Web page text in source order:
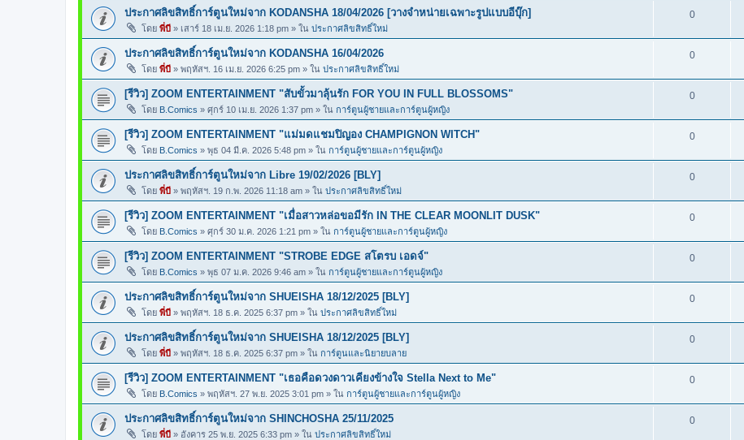
ประกาศลิขสิทธิ์การ์ตูนใหม่จาก KODANSHA 18/04/2026 [วางจำหน่ายเฉพาะรูปแบบอีบุ๊ก]
โดย พี่บี » เสาร์ 18 เม.ย. 2026 1:18 pm » ใน ประกาศลิขสิทธิ์ใหม่
0
ประกาศลิขสิทธิ์การ์ตูนใหม่จาก KODANSHA 16/04/2026
โดย พี่บี » พฤหัสฯ. 16 เม.ย. 2026 6:25 pm » ใน ประกาศลิขสิทธิ์ใหม่
0
[รีวิว] ZOOM ENTERTAINMENT "สับขั้วมาลุ้นรัก FOR YOU IN FULL BLOSSOMS"
โดย B.Comics » ศุกร์ 10 เม.ย. 2026 1:37 pm » ใน การ์ตูนผู้ชายและการ์ตูนผู้หญิง
0
[รีวิว] ZOOM ENTERTAINMENT "แม่มดแชมปิญอง CHAMPIGNON WITCH"
โดย B.Comics » พุธ 04 มี.ค. 2026 5:48 pm » ใน การ์ตูนผู้ชายและการ์ตูนผู้หญิง
0
ประกาศลิขสิทธิ์การ์ตูนใหม่จาก Libre 19/02/2026 [BLY]
โดย พี่บี » พฤหัสฯ. 19 ก.พ. 2026 11:18 am » ใน ประกาศลิขสิทธิ์ใหม่
0
[รีวิว] ZOOM ENTERTAINMENT "เมื่อสาวหล่อขอมีรัก IN THE CLEAR MOONLIT DUSK"
โดย B.Comics » ศุกร์ 30 ม.ค. 2026 1:21 pm » ใน การ์ตูนผู้ชายและการ์ตูนผู้หญิง
0
[รีวิว] ZOOM ENTERTAINMENT "STROBE EDGE สโตรบ เอดจ์"
โดย B.Comics » พุธ 07 ม.ค. 2026 9:46 am » ใน การ์ตูนผู้ชายและการ์ตูนผู้หญิง
0
ประกาศลิขสิทธิ์การ์ตูนใหม่จาก SHUEISHA 18/12/2025 [BLY]
โดย พี่บี » พฤหัสฯ. 18 ธ.ค. 2025 6:37 pm » ใน ประกาศลิขสิทธิ์ใหม่
0
ประกาศลิขสิทธิ์การ์ตูนใหม่จาก SHUEISHA 18/12/2025 [BLY]
โดย พี่บี » พฤหัสฯ. 18 ธ.ค. 2025 6:37 pm » ใน การ์ตูนและนิยายบลาย
0
[รีวิว] ZOOM ENTERTAINMENT "เธอคือดวงดาวเคียงข้างใจ Stella Next to Me"
โดย B.Comics » พฤหัสฯ. 27 พ.ย. 2025 3:01 pm » ใน การ์ตูนผู้ชายและการ์ตูนผู้หญิง
0
ประกาศลิขสิทธิ์การ์ตูนใหม่จาก SHINCHOSHA 25/11/2025
โดย พี่บี » อังคาร 25 พ.ย. 2025 6:33 pm » ใน ประกาศลิขสิทธิ์ใหม่
0